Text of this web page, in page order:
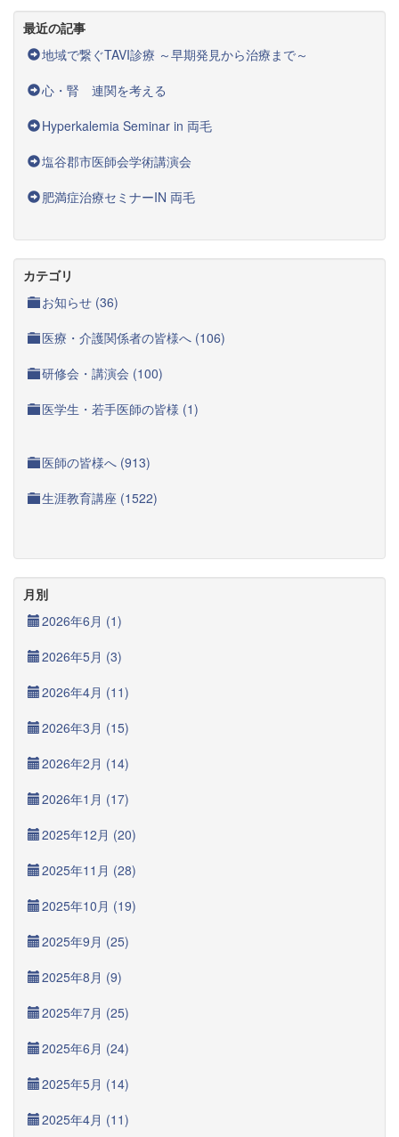
最近の記事
地域で繋ぐTAVI診療 ～早期発見から治療まで～
心・腎 連関を考える
Hyperkalemia Seminar in 両毛
塩谷郡市医師会学術講演会
肥満症治療セミナーIN 両毛
カテゴリ
お知らせ (36)
医療・介護関係者の皆様へ (106)
研修会・講演会 (100)
医学生・若手医師の皆様 (1)
医師の皆様へ (913)
生涯教育講座 (1522)
月別
2026年6月 (1)
2026年5月 (3)
2026年4月 (11)
2026年3月 (15)
2026年2月 (14)
2026年1月 (17)
2025年12月 (20)
2025年11月 (28)
2025年10月 (19)
2025年9月 (25)
2025年8月 (9)
2025年7月 (25)
2025年6月 (24)
2025年5月 (14)
2025年4月 (11)